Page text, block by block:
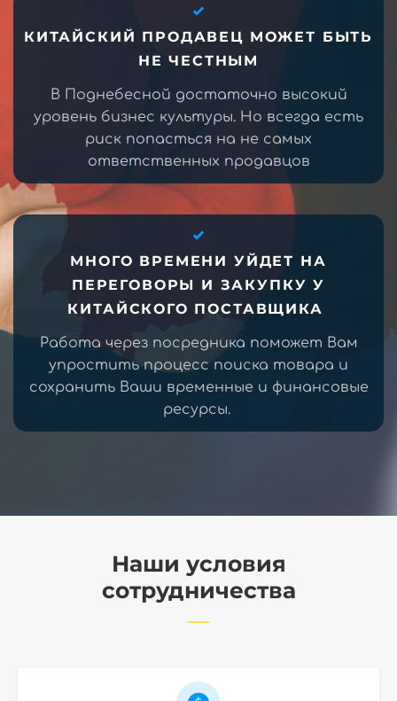
КИТАЙСКИЙ ПРОДАВЕЦ МОЖЕТ БЫТЬ
НЕ ЧЕСТНЫМ
В Поднебесной достаточно высокий
уровень бизнес культуры. Но всегда есть
риск попасться на не самых
ответственных продавцов
МНОГО ВРЕМЕНИ УЙДЕТ НА
ПЕРЕГОВОРЫ И ЗАКУПКУ У
КИТАЙСКОГО ПОСТАВЩИКА
Работа через посредника поможет Вам
упростить процесс поиска товара и
сохранить Ваши временные и финансовые
ресурсы.
Наши условия
сотрудничества